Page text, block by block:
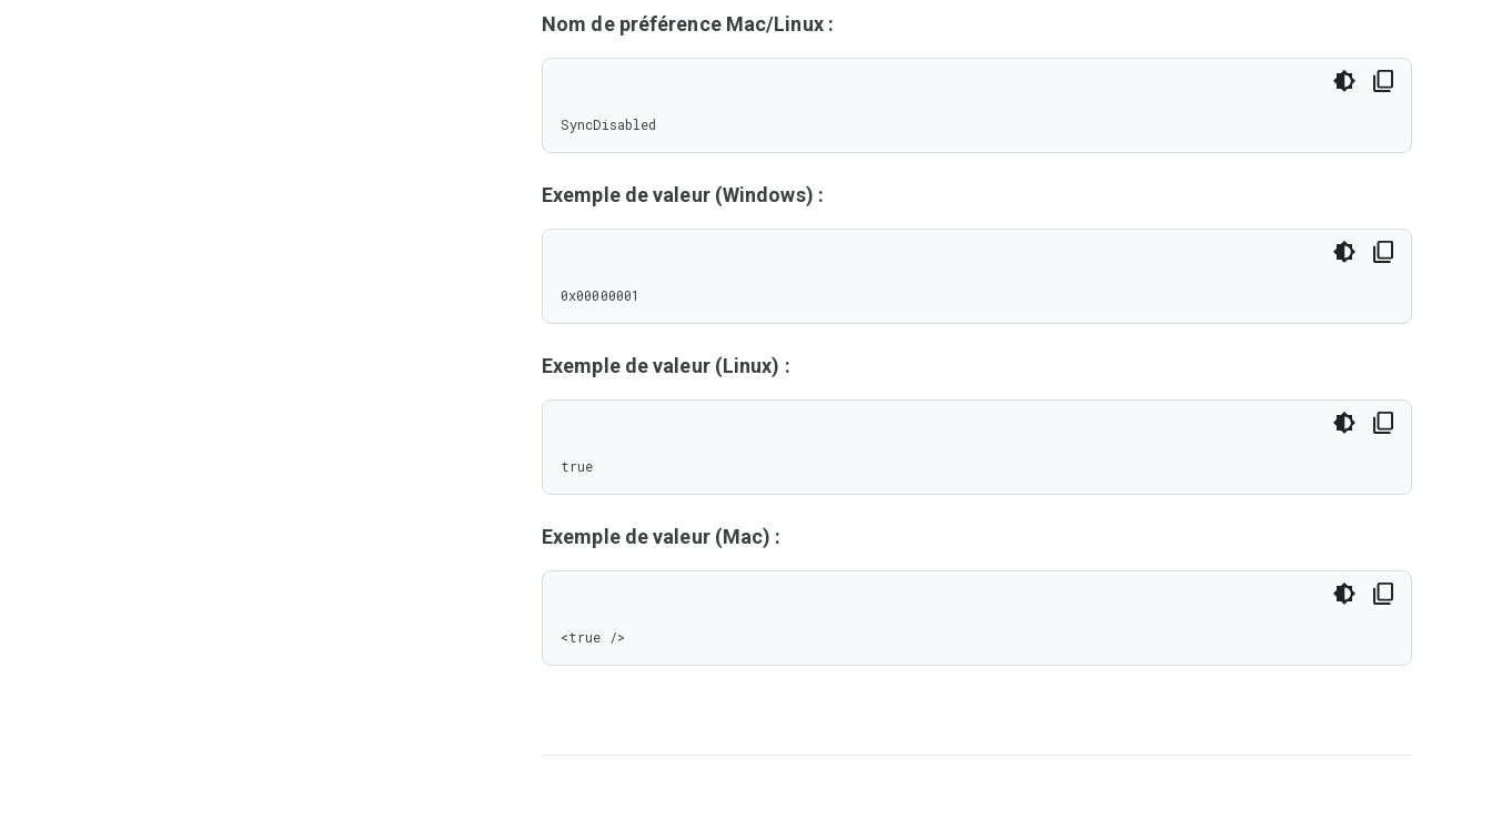
Nom de préférence Mac/Linux :
SyncDisabled
Exemple de valeur (Windows) :
0x00000001
Exemple de valeur (Linux) :
true
Exemple de valeur (Mac) :
<true />